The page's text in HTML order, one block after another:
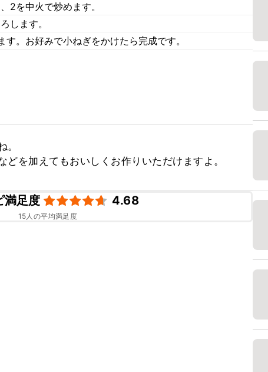
2を中火で炒めます。
します。
。お好みで小ねぎをかけたら完成です。
。
を加えてもおいしくお作りいただけますよ。
満足度
4.68
15人の平均満足度